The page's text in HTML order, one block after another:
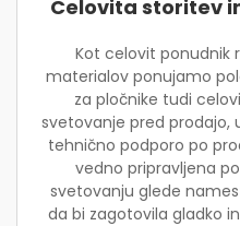
Celovita storitev
Kot celovit ponudnik
materialov ponujamo
za pločnike tudi
svetovanje pred prodajo,
tehnično podporo po
vedno pripravljena
svetovanju glede
da bi zagotovila gladko